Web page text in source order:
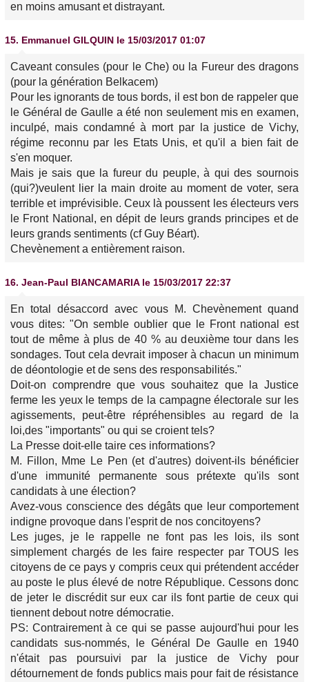
en moins amusant et distrayant.
15. Emmanuel GILQUIN le 15/03/2017 01:07
Caveant consules (pour le Che) ou la Fureur des dragons
(pour la génération Belkacem)
Pour les ignorants de tous bords, il est bon de rappeler que
le Général de Gaulle a été non seulement mis en examen,
inculpé, mais condamné à mort par la justice de Vichy,
régime reconnu par les Etats Unis, et qu'il a bien fait de
s'en moquer.
Mais je sais que la fureur du peuple, à qui des sournois
(qui?)veulent lier la main droite au moment de voter, sera
terrible et imprévisible. Ceux là poussent les électeurs vers
le Front National, en dépit de leurs grands principes et de
leurs grands sentiments (cf Guy Béart).
Chevènement a entièrement raison.
16. Jean-Paul BIANCAMARIA le 15/03/2017 22:37
En total désaccord avec vous M. Chevènement quand
vous dites: "On semble oublier que le Front national est
tout de même à plus de 40 % au deuxième tour dans les
sondages. Tout cela devrait imposer à chacun un minimum
de déontologie et de sens des responsabilités."
Doit-on comprendre que vous souhaitez que la Justice
ferme les yeux le temps de la campagne électorale sur les
agissements, peut-être répréhensibles au regard de la
loi,des "importants" ou qui se croient tels?
La Presse doit-elle taire ces informations?
M. Fillon, Mme Le Pen (et d'autres) doivent-ils bénéficier
d'une immunité permanente sous prétexte qu'ils sont
candidats à une élection?
Avez-vous conscience des dégâts que leur comportement
indigne provoque dans l'esprit de nos concitoyens?
Les juges, je le rappelle ne font pas les lois, ils sont
simplement chargés de les faire respecter par TOUS les
citoyens de ce pays y compris ceux qui prétendent accéder
au poste le plus élevé de notre République. Cessons donc
de jeter le discrédit sur eux car ils font partie de ceux qui
tiennent debout notre démocratie.
PS: Contrairement à ce qui se passe aujourd'hui pour les
candidats sus-nommés, le Général De Gaulle en 1940
n'était pas poursuivi par la justice de Vichy pour
détournement de fonds publics mais pour fait de résistance